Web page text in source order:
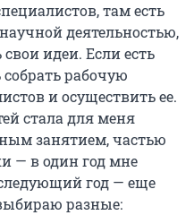
там есть
деятельностью,
идеи. Если есть
рабочую
и осуществить ее.
стала для меня
занятием, частью
— в один год мне
год — еще
разные: